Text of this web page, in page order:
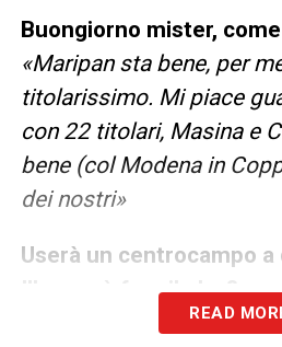
Buongiorno mister,
«Maripan sta bene, per
titolarissimo. Mi piace
con 22 titolari, Masina e
bene (col Modena in
dei nostri»
Userà un centrocampo a
Ilkan può fare il play?
«Vediamo vediamo, c’è
READ